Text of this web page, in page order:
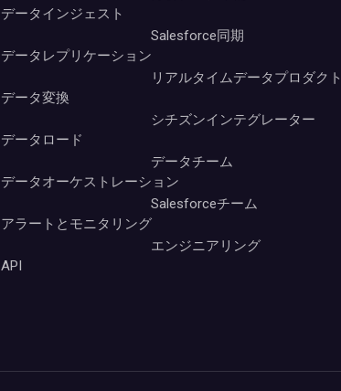
データインジェスト
データレプリケーション
データ変換
データロード
データオーケストレーション
アラートとモニタリング
API
Salesforce同期
リアルタイムデータプロダクト
シチズンインテグレーター
データチーム
Salesforceチーム
エンジニアリング